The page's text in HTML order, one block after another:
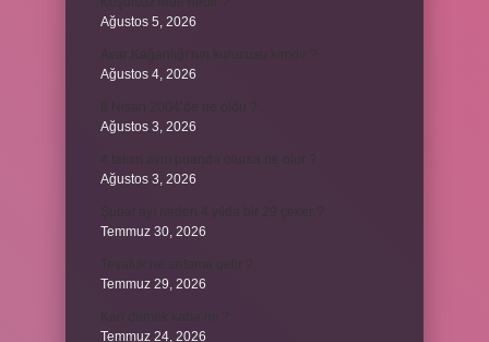
Ağustos 5, 2026
Ağustos 4, 2026
Ağustos 3, 2026
Ağustos 3, 2026
Temmuz 30, 2026
Temmuz 29, 2026
Temmuz 24, 2026